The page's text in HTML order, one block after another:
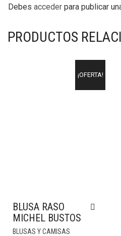
Debes acceder para publicar
PRODUCTOS
¡OFERTA!
BLUSA RASO
MICHEL BUSTOS
BLUSAS Y CAMISAS